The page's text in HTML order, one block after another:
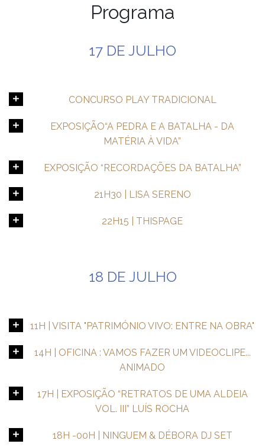
Programa
17 DE JULHO
CONCURSO PLAY TRADICIONAL
EXPOSIÇÃO“A PEDRA E A BATALHA - DA
MATÉRIA À VIDA”
EXPOSIÇÃO “RECORDAÇÕES DA BATALHA”
21H30 | LISA SERENO
22H15 | THISPAGE
18 DE JULHO
11H | VISITA "PATRIMÓNIO VIVO: ENTRE NA OBRA"
14H | OFICINA : VAMOS FAZER UM VIDEOCLIPE...
ANIMADO
17H | EXPOSIÇÃO “RETRATOS DE UMA ALDEIA
VOL. III” LUÍS ROCHA
18H -00H | NINGUEM & DÉBORA DJ SET